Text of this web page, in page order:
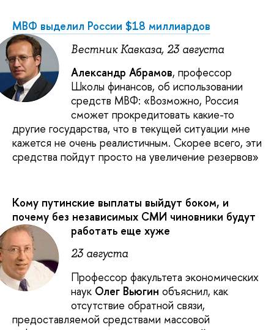
МВФ выделил России $18 миллиардов
Вестник Кавказа, 23 августа
Александр Абрамов, профессор
Школы финансов, об использовании
средств МВФ: «Возможно, Россия
сможет прокредитовать какие-то
другие государства, что в текущей ситуации мне
кажется не очень реалистичным. Скорее всего, эти
средства пойдут просто на увеличение резервов»
Кому путинские выплаты выйдут боком, и
почему без независимых СМИ чиновники будут
работать еще хуже
23 августа
Профессор факультета экономических
наук Олег Вьюгин объяснил, как
отсутствие обратной связи,
предоставляемой средствами массовой